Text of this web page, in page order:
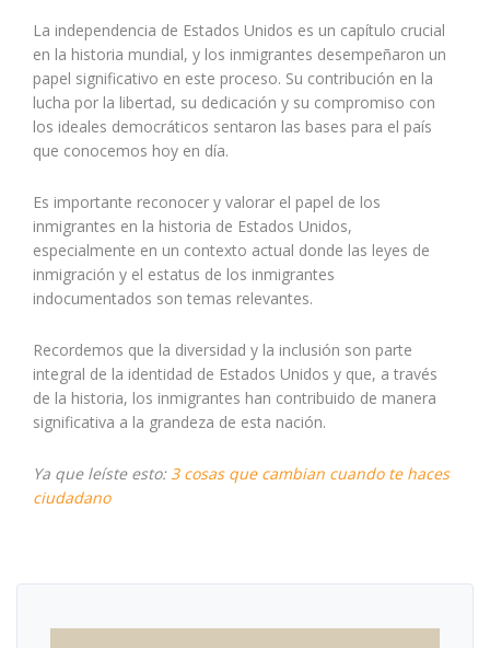
La independencia de Estados Unidos es un capítulo crucial
en la historia mundial, y los inmigrantes desempeñaron un
papel significativo en este proceso. Su contribución en la
lucha por la libertad, su dedicación y su compromiso con
los ideales democráticos sentaron las bases para el país
que conocemos hoy en día.
Es importante reconocer y valorar el papel de los
inmigrantes en la historia de Estados Unidos,
especialmente en un contexto actual donde las leyes de
inmigración y el estatus de los inmigrantes
indocumentados son temas relevantes.
Recordemos que la diversidad y la inclusión son parte
integral de la identidad de Estados Unidos y que, a través
de la historia, los inmigrantes han contribuido de manera
significativa a la grandeza de esta nación.
Ya que leíste esto: 3 cosas que cambian cuando te haces
ciudadano